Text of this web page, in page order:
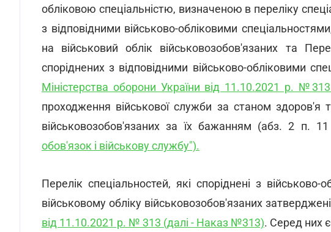
обліковою спеціальністю, визначеною в переліку
з відповідними військово-обліковими
на військовий облік військовозобов'язаних та
споріднених з відповідними військово-обліковими
Міністерства оборони України від 11.10.2021 р.
проходження військової служби за станом здоров'я
військовозобов'язаних за їх бажанням (абз. 2 п.
обов'язок і військову службу").
Перелік спеціальностей, які споріднені з
військовому обліку військовозобов'язаних
від 11.10.2021 р. № 313 (далі - Наказ №313). Серед них